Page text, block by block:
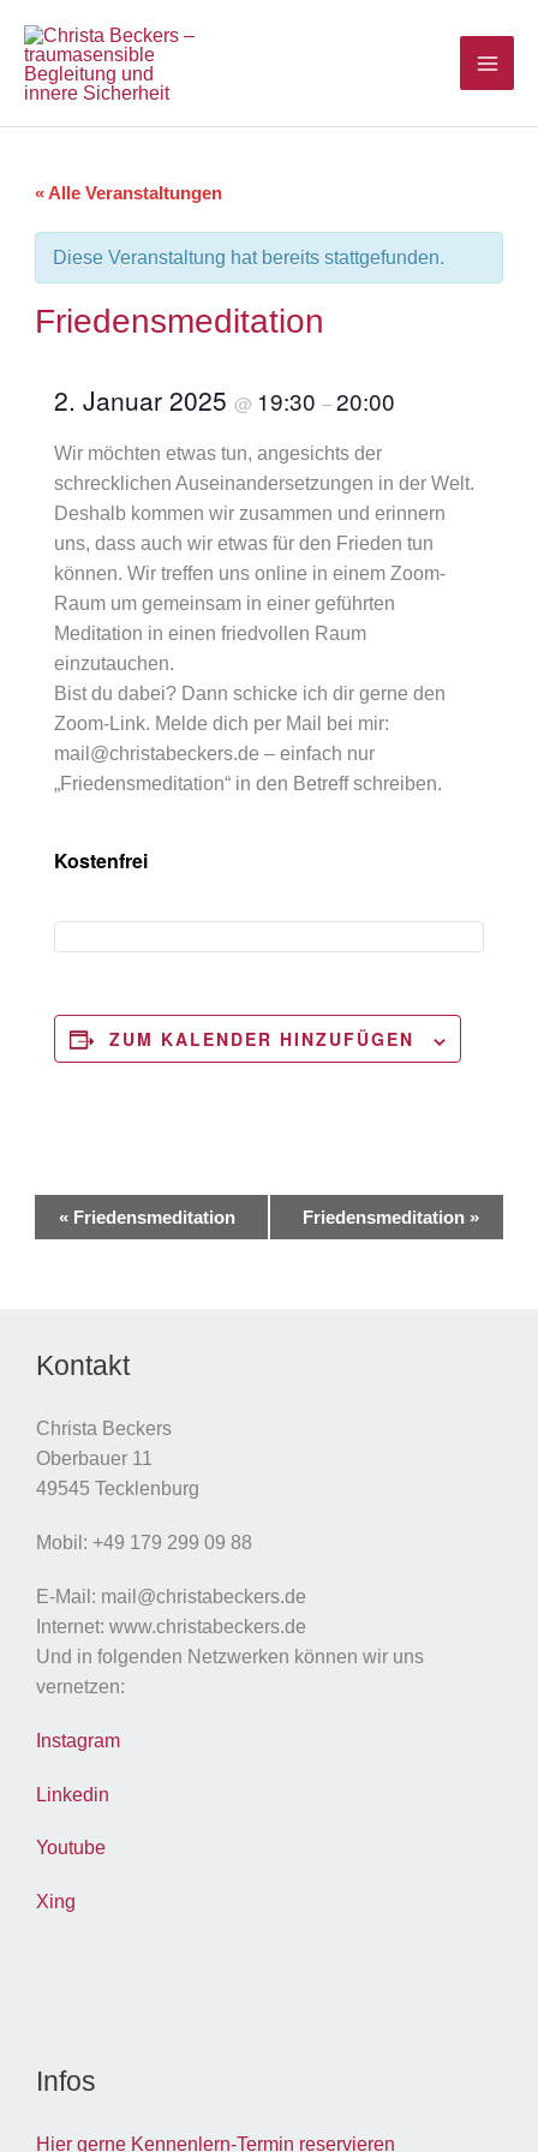
Inhalt
springen
« Alle Veranstaltungen
Diese Veranstaltung hat bereits stattgefunden.
Friedensmeditation
2. Januar 2025@ 19:30–20:00
Wir möchten etwas tun, angesichts der
schrecklichen Auseinandersetzungen in der Welt.
Deshalb kommen wir zusammen und erinnern
uns, dass auch wir etwas für den Frieden tun
können. Wir treffen uns online in einem Zoom-
Raum um gemeinsam in einer geführten
Meditation in einen friedvollen Raum
einzutauchen.
Bist du dabei? Dann schicke ich dir gerne den
Zoom-Link. Melde dich per Mail bei mir:
mail@christabeckers.de – einfach nur
„Friedensmeditation“ in den Betreff schreiben.
Kostenfrei
ZUM KALENDER HINZUFÜGEN
Veranstaltung-
Navigation
«Friedensmeditation Friedensmeditation »
Kontakt
Christa Beckers
Oberbauer 11
49545 Tecklenburg
Mobil: +49 179 299 09 88
E-Mail: mail@christabeckers.de
Internet: www.christabeckers.de
Und in folgenden Netzwerken können wir uns
vernetzen:
Instagram
Linkedin
Youtube
Xing
Infos
Hier gerne Kennenlern-Termin reservieren